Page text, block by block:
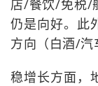
店/餐饮/免税/
仍是向好。此
方向（白酒/汽
稳增长方面，